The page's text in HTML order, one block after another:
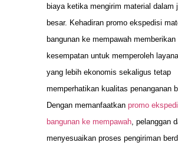
biaya ketika mengirim material dalam
besar. Kehadiran promo ekspedisi
bangunan ke mempawah memberikan
kesempatan untuk memperoleh
yang lebih ekonomis sekaligus tetap
memperhatikan kualitas penanganan
Dengan memanfaatkan promo
bangunan ke mempawah , pelanggan
menyesuaikan proses pengiriman